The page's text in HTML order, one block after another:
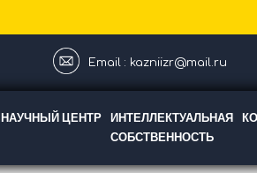
Email : kazniizr@mail.ru
НАУЧНЫЙ ЦЕНТР ИНТЕЛЛЕКТУАЛЬНАЯ
СОБСТВЕННОСТЬ